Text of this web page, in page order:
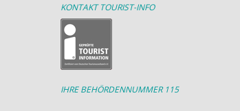
KONTAKT TOURIST-INFO
IHRE BEHÖRDENNUMMER 115